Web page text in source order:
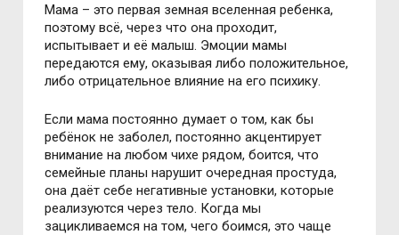
Мама – это первая земная вселенная ребенка,
поэтому всё, через что она проходит,
испытывает и её малыш. Эмоции мамы
передаются ему, оказывая либо положительное,
либо отрицательное влияние на его психику.
Если мама постоянно думает о том, как бы
ребёнок не заболел, постоянно акцентирует
внимание на любом чихе рядом, боится, что
семейные планы нарушит очередная простуда,
она даёт себе негативные установки, которые
реализуются через тело. Когда мы
зацикливаемся на том, чего боимся, это чаще